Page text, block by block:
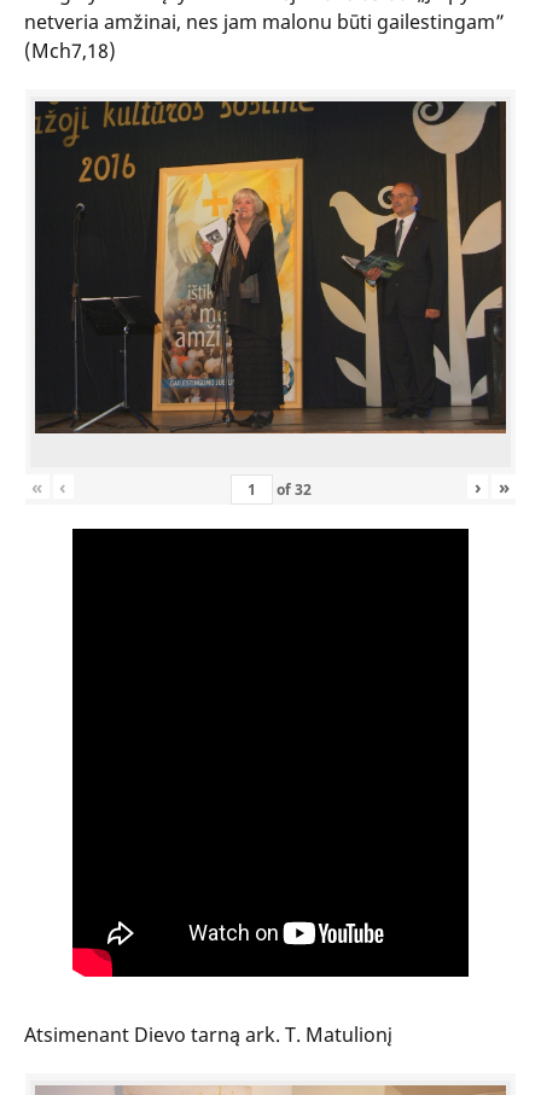
netveria amžinai, nes jam malonu būti gailestingam”
(Mch7,18)
« ‹ of32 › »
Atsimenant Dievo tarną ark. T. Matulionį